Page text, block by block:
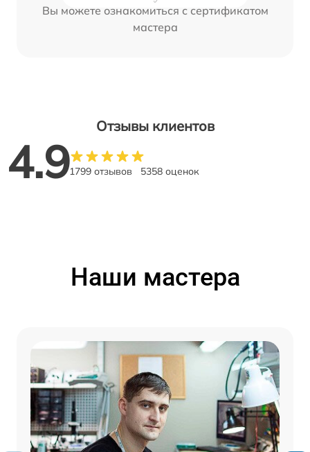
Вы можете ознакомиться с сертификатом
мастера
Отзывы клиентов
4.91799 отзывов 5358 оценок
Наши мастера